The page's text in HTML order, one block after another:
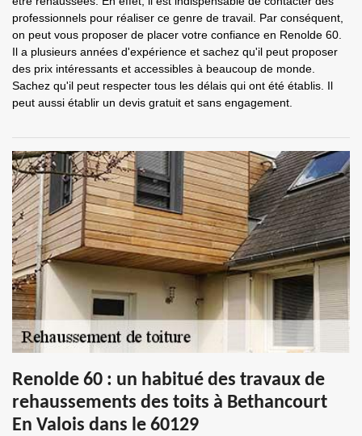
professionnels pour réaliser ce genre de travail. Par conséquent,
on peut vous proposer de placer votre confiance en Renolde 60.
Il a plusieurs années d'expérience et sachez qu'il peut proposer
des prix intéressants et accessibles à beaucoup de monde.
Sachez qu'il peut respecter tous les délais qui ont été établis. Il
peut aussi établir un devis gratuit et sans engagement.
Renolde 60 : un habitué des travaux de
rehaussements des toits à Bethancourt
En Valois dans le 60129